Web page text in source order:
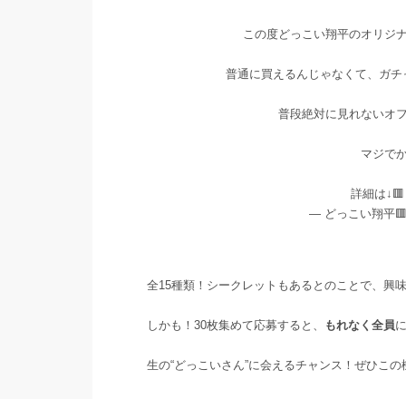
この度どっこい翔平のオリジ
普通に買えるんじゃなくて、ガ
普段絶対に見れないオ
マジで
詳細は
— どっこい翔平
全15種類！シークレットもあるとのことで、興
しかも！30枚集めて応募すると、 もれなく全員
生の“どっこいさん”に会えるチャンス！ぜひこ